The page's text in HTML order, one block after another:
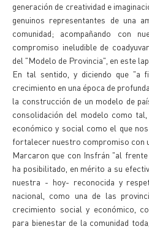
generación de creatividad e
genuinos representantes de una
comunidad; acompañando con
compromiso ineludible de
del "Modelo de Provincia", en este
En tal sentido, y diciendo que "a
crecimiento en una época de
la construcción de un modelo de
consolidación del modelo como
económico y social como el que
fortalecer nuestro compromiso con
Marcaron que con Insfrán "al
ha posibilitado, en mérito a su
nuestra - hoy- reconocida y
nacional, como una de las
crecimiento social y económico,
para bienestar de la comunidad